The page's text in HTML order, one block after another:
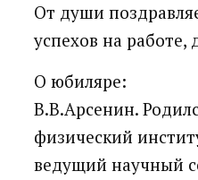
От души
успехов на
О юбиляре:
В.В.Арсенин.
физический
ведущий научный